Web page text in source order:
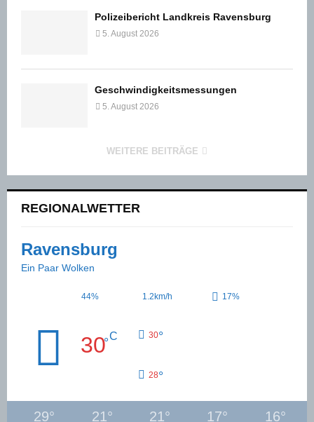
Polizeibericht Landkreis Ravensburg
5. August 2026
Geschwindigkeitsmessungen
5. August 2026
WEITERE BEITRÄGE
REGIONALWETTER
Ravensburg
Ein Paar Wolken
44% 1.2km/h 17%
30°C 30°
28°
29° 21° 21° 17° 16°